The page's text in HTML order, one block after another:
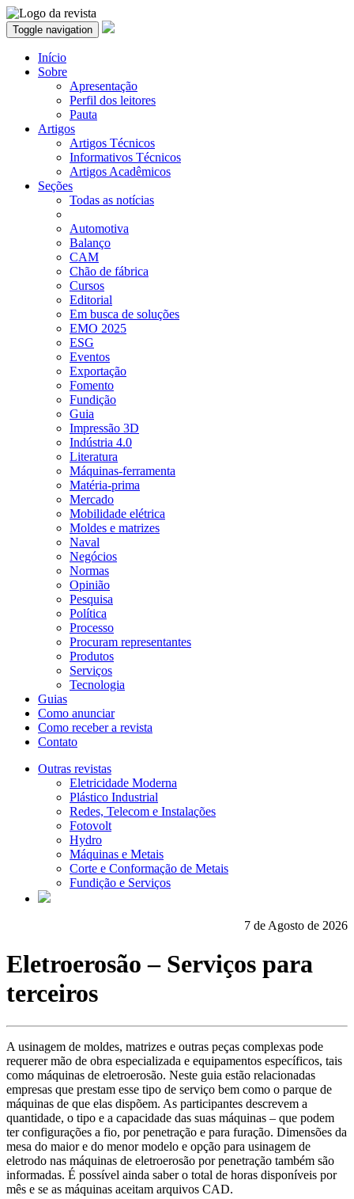
Toggle navigation
Início
Sobre
Apresentação
Perfil dos leitores
Pauta
Artigos
Artigos Técnicos
Informativos Técnicos
Artigos Acadêmicos
Seções
Todas as notícias
Automotiva
Balanço
CAM
Chão de fábrica
Cursos
Editorial
Em busca de soluções
EMO 2025
ESG
Eventos
Exportação
Fomento
Fundição
Guia
Impressão 3D
Indústria 4.0
Literatura
Máquinas-ferramenta
Matéria-prima
Mercado
Mobilidade elétrica
Moldes e matrizes
Naval
Negócios
Normas
Opinião
Pesquisa
Política
Processo
Procuram representantes
Produtos
Serviços
Tecnologia
Guias
Como anunciar
Como receber a revista
Contato
Outras revistas
Eletricidade Moderna
Plástico Industrial
Redes, Telecom e Instalações
Fotovolt
Hydro
Máquinas e Metais
Corte e Conformação de Metais
Fundição e Serviços
7 de Agosto de 2026
Eletroerosão – Serviços para
terceiros
A usinagem de moldes, matrizes e outras peças complexas pode
requerer mão de obra especializada e equipamentos específicos, tais
como máquinas de eletroerosão. Neste guia estão relacionadas
empresas que prestam esse tipo de serviço bem como o parque de
máquinas de que elas dispõem. As participantes descrevem a
quantidade, o tipo e a capacidade das suas máquinas – que podem
ter configurações a fio, por penetração e para furação. Dimensões da
mesa do maior e do menor modelo e opção para usinagem de
eletrodo nas máquinas de eletroerosão por penetração também são
informadas. É possível ainda saber o total de horas disponíveis por
mês e se as máquinas aceitam arquivos CAD.